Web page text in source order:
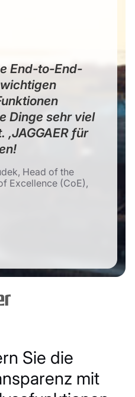
End-to-End-
Dinge sehr viel
für
Head of the
Excellence (CoE),
Sie die
mit